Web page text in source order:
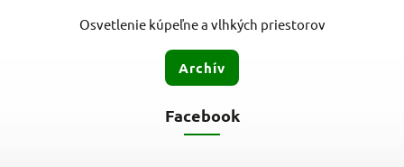
Osvetlenie kúpeľne a vlhkých priestorov
Archív
Facebook